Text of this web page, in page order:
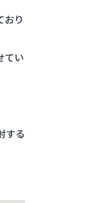
おり
てい
する